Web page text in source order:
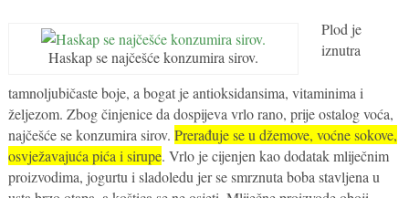
Haskap se najčešće konzumira sirov.
Plod je
iznutra
tamnoljubičaste boje, a bogat je antioksidansima, vitaminima i
željezom. Zbog činjenice da dospijeva vrlo rano, prije ostalog voća,
najčešće se konzumira sirov. Prerađuje se u džemove, voćne sokove,
osvježavajuća pića i sirupe. Vrlo je cijenjen kao dodatak mliječnim
proizvodima, jogurtu i sladoledu jer se smrznuta boba stavljena u